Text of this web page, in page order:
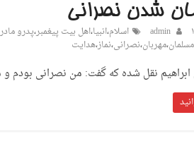
شدن نصرانی
admin اسلام،انبیا،اهل بیت پیغمبر،پدرو مادر
مسلمان،مهربان،نصرانی،نماز،هدایت
ابراهیم نقل شده که گفت: من نصرانی